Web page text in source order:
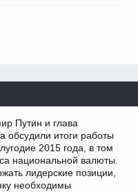
Путин и глава
обсудили итоги работы
2015 года, в том
национальной валюты.
лидерские позиции,
необходимы